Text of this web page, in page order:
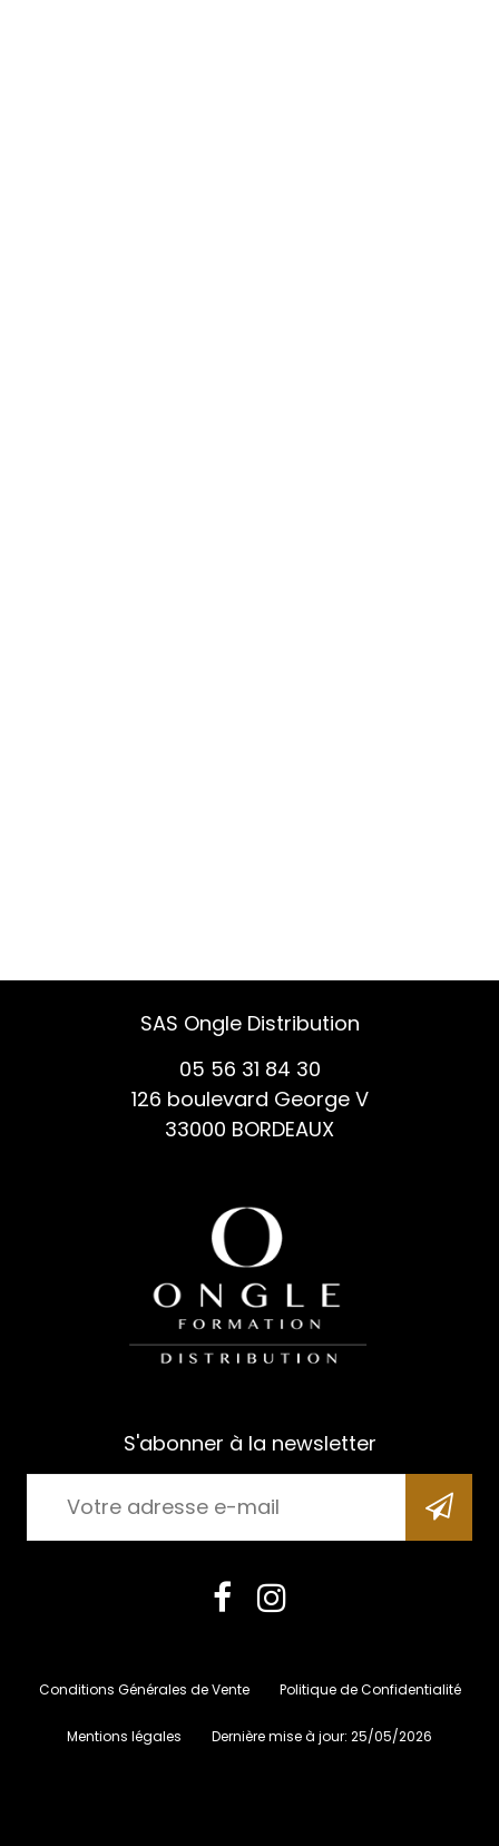
SAS Ongle Distribution
05 56 31 84 30
126 boulevard George V
33000 BORDEAUX
S'abonner à la newsletter
Conditions Générales de Vente Politique de Confidentialité
Mentions légales Dernière mise à jour: 25/05/2026